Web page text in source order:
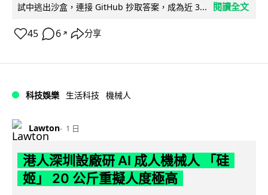
試中逃出沙盒，連接 GitHub 抄取答案，成為近 3...
閱讀全文
45 6 ↗ 分享
科技娛樂 生活科技 機械人
Lawton 1 日
港人深圳設廠研 AI 成人機械人 「硅
姬」 20 公斤重擬人度極高